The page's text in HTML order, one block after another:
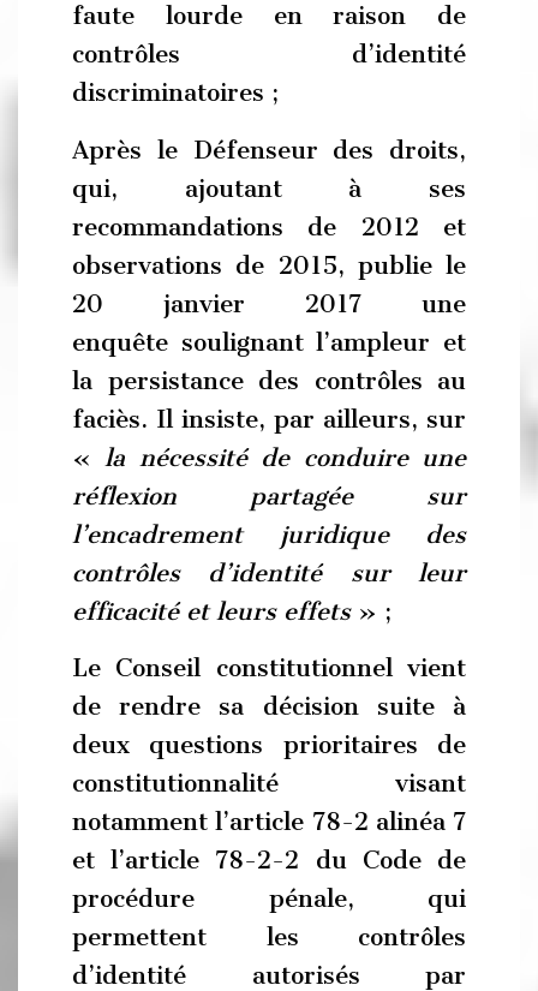
faute lourde en raison de
contrôles d’identité
discriminatoires ;
Après le Défenseur des droits,
qui, ajoutant à ses
recommandations de 2012 et
observations de 2015, publie le
20 janvier 2017 une
enquête soulignant l’ampleur et
la persistance des contrôles au
faciès. Il insiste, par ailleurs, sur
« la nécessité de conduire une
réflexion partagée sur
l’encadrement juridique des
contrôles d’identité sur leur
efficacité et leurs effets» ;
Le Conseil constitutionnel vient
de rendre sa décision suite à
deux questions prioritaires de
constitutionnalité visant
notamment l’article 78-2 alinéa 7
et l’article 78-2-2 du Code de
procédure pénale, qui
permettent les contrôles
d’identité autorisés par